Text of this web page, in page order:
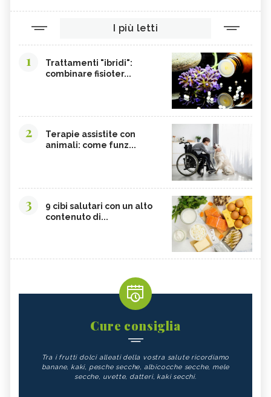
I più letti
1
Trattamenti "ibridi":
combinare fisioter...
2
Terapie assistite con
animali: come funz...
3
9 cibi salutari con un alto
contenuto di...
Cure consiglia
Tra i frutti dolci alleati della vostra salute ricordiamo
banane, kaki, pesche secche, albicocche secche, mele
secche, uvette, datteri, kaki secchi.